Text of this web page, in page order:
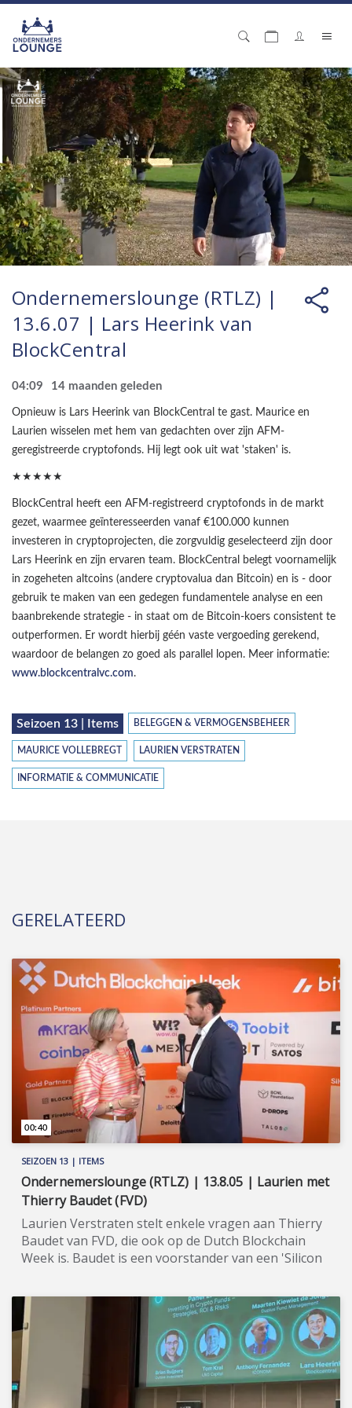
Ondernemerslounge (RTLZ) |
13.6.07 | Lars Heerink van
BlockCentral
04:09 14 maanden geleden
Opnieuw is Lars Heerink van BlockCentral te gast. Maurice en
Laurien wisselen met hem van gedachten over zijn AFM-
geregistreerde cryptofonds. Hij legt ook uit wat 'staken' is.
★★★★★
BlockCentral heeft een AFM-registreerd cryptofonds in de markt
gezet, waarmee geïnteresseerden vanaf €100.000 kunnen
investeren in cryptoprojecten, die zorgvuldig geselecteerd zijn door
Lars Heerink en zijn ervaren team. BlockCentral belegt voornamelijk
in zogeheten altcoins (andere cryptovalua dan Bitcoin) en is - door
gebruik te maken van een gedegen fundamentele analyse en een
baanbrekende strategie - in staat om de Bitcoin-koers consistent te
outperformen. Er wordt hierbij géén vaste vergoeding gerekend,
waardoor de belangen zo goed als parallel lopen. Meer informatie:
www.blockcentralvc.com.
Seizoen 13 | Items BELEGGEN & VERMOGENSBEHEER
MAURICE VOLLEBREGT LAURIEN VERSTRATEN
INFORMATIE & COMMUNICATIE
GERELATEERD
SEIZOEN 13 | ITEMS
Ondernemerslounge (RTLZ) | 13.8.05 | Laurien met
Thierry Baudet (FVD)
Laurien Verstraten stelt enkele vragen aan Thierry
Baudet van FVD, die ook op de Dutch Blockchain
Week is. Baudet is een voorstander van een 'Silicon
technologie is niet meer weg te denken uit de
hedendaagse maatschappij. De Dutch Blockchain
Week, voor de zesde maal georganiseerd in 2025, is
de grootste blockchain-conferentie van Nederland.
In Amsterdam komen, zoals ieder jaar,
toonaangevende startups, professionals,
corporates, universiteiten en andere partijen en
00:40